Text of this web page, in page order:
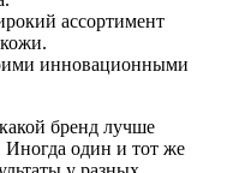
ассортимент
инновационными
бренд лучше
один и тот же